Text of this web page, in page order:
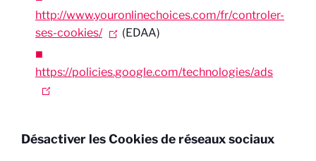
http://www.youronlinechoices.com/fr/controler-
ses-cookies/
(EDAA)
https://policies.google.com/technologies/ads
Désactiver les Cookies de réseaux sociaux